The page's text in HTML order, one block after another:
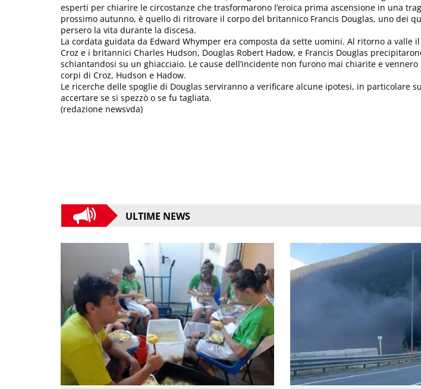
esperti per chiarire le circostanze che trasformarono l’eroica prima ascensione in una
prossimo autunno, è quello di ritrovare il corpo del britannico Francis Douglas, uno dei
persero la vita durante la discesa.
La cordata guidata da Edward Whymper era composta da sette uomini. Al ritorno a valle
Croz e i britannici Charles Hudson, Douglas Robert Hadow, e Francis Douglas
schiantandosi su un ghiacciaio. Le cause dell’incidente non furono mai chiarite e
corpi di Croz, Hudson e Hadow.
Le ricerche delle spoglie di Douglas serviranno a verificare alcune ipotesi, in particolare
accertare se si spezzò o se fu tagliata.
(redazione newsvda)
ULTIME NEWS